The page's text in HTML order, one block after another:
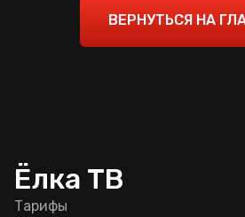
ВЕРНУТЬСЯ НА
Ёлка ТВ
Тарифы